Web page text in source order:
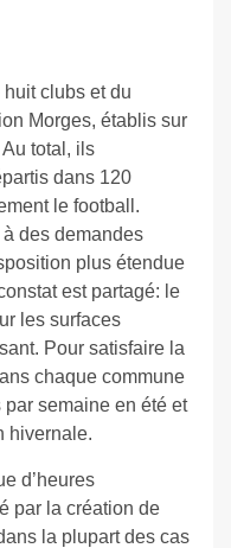
huit clubs et du
Morges, établis sur
total, ils
dans 120
le football.
des demandes
plus étendue
est partagé: le
les surfaces
Pour satisfaire la
chaque commune
semaine en été et
hivernale.
d’heures
par la création de
la plupart des cas